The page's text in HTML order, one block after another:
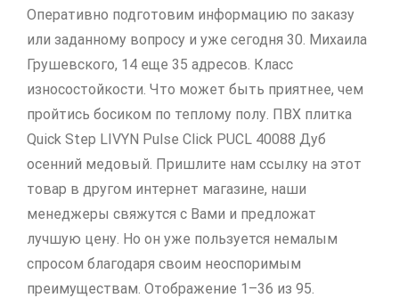
Оперативно подготовим информацию по заказу
или заданному вопросу и уже сегодня 30. Михаила
Грушевского, 14 еще 35 адресов. Класс
износостойкости. Что может быть приятнее, чем
пройтись босиком по теплому полу. ПВХ плитка
Quick Step LIVYN Pulse Click PUCL 40088 Дуб
осенний медовый. Пришлите нам ссылку на этот
товар в другом интернет магазине, наши
менеджеры свяжутся с Вами и предложат
лучшую цену. Но он уже пользуется немалым
спросом благодаря своим неоспоримым
преимуществам. Отображение 1–36 из 95.